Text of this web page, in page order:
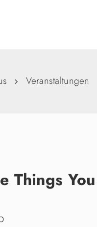
Veranstaltungen
Things